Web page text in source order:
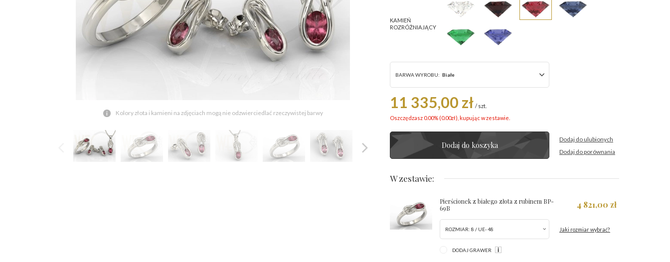
Kolory złota i kamieni na zdjęciach mogą nie odzwierciedlać rzeczywistej barwy
KAMIEŃ
ROZRÓŻNIAJĄCY
BARWA WYROBU: Białe
11 335,00 zł / szt.
Oszczędzasz 0.00% (0.00zł), kupując w zestawie.
Dodaj do koszyka
Dodaj do ulubionych
Dodaj do porównania
W zestawie:
Pierścionek z białego złota z rubinem BP-
69B
4 821,00 zł
ROZMIAR: 8 / UE- 48 Jaki rozmiar wybrać?
DODAJ GRAWER